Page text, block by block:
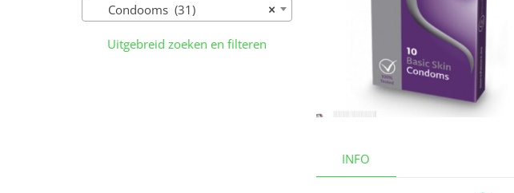
INFO
×
Condooms (31)
Uitgebreid zoeken en filteren